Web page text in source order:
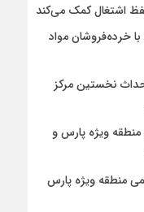
اشتغال کمک می‌کند
خرده‌فروشان مواد
نخستین مرکز
منطقه ویژه پارس و
منطقه ویژه پارس